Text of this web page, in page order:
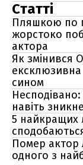
Статті
Пляшкою по
жорстоко
актора
Як змінився
сином
навіть
5 найкращих
Помер актор
одного з